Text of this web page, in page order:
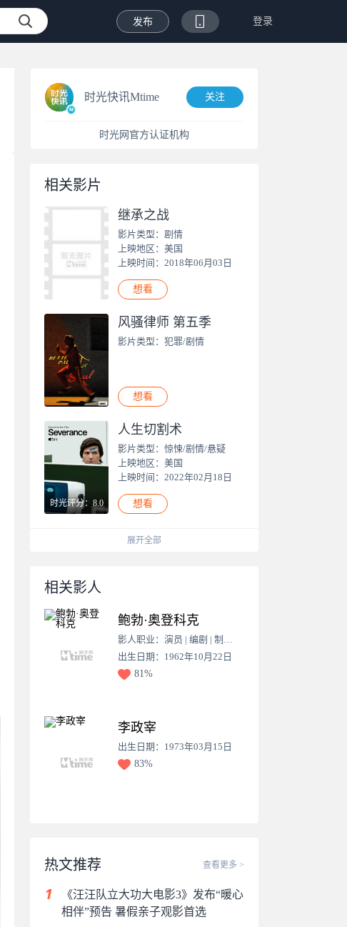
发布 登录
时光快讯Mtime 关注
时光网官方认证机构
相关影片
继承之战
影片类型：剧情
上映地区：美国
上映时间：2018年06月03日
想看
风骚律师 第五季
影片类型：犯罪/剧情
想看
时光评分：8.0
人生切割术
影片类型：惊悚/剧情/悬疑
上映地区：美国
上映时间：2022年02月18日
想看
展开全部
相关影人
鲍勃·奥登科克
影人职业：演员 | 编剧 | 制作人
出生日期：1962年10月22日
81%
李政宰
出生日期：1973年03月15日
83%
热文推荐 查看更多 >
《汪汪队立大功大电影3》发布“暖心
相伴”预告 暑假亲子观影首选